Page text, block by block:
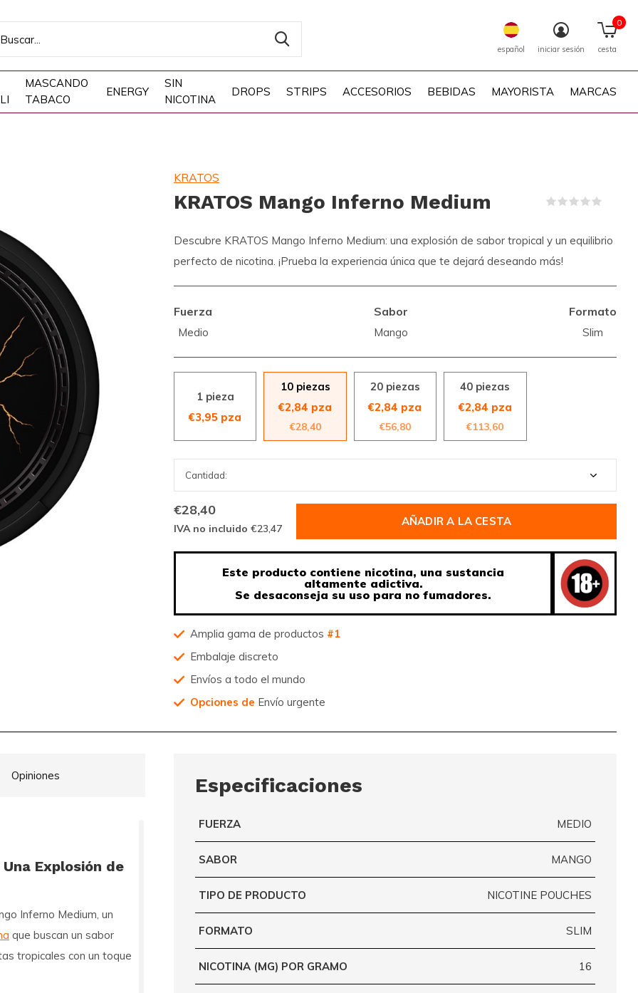
MASCANDO
TABACO
ENERGY
SIN
NICOTINA
DROPS STRIPS ACCESORIOS BEBIDAS MAYORISTA MARCAS
español iniciar sesión cesta
0
KRATOS
KRATOS Mango Inferno Medium
Descubre KRATOS Mango Inferno Medium: una explosión de sabor tropical y un equilibrio
perfecto de nicotina. ¡Prueba la experiencia única que te dejará deseando más!
Fuerza
Medio
Sabor
Mango
Formato
Slim
1 pieza
€3,95 pza
10 piezas
€2,84 pza
€28,40
20 piezas
€2,84 pza
€56,80
40 piezas
€2,84 pza
€113,60
€28,40
IVA no incluido €23,47
AÑADIR A LA CESTA
Este producto contiene nicotina, una sustancia
altamente adictiva.
Se desaconseja su uso para no fumadores.
Amplia gama de productos #1
Embalaje discreto
Envíos a todo el mundo
Opciones de Envío urgente
Opiniones
Explosión de
Inferno Medium, un
que buscan un sabor
tropicales con un toque
Especificaciones
FUERZA MEDIO
SABOR MANGO
TIPO DE PRODUCTO NICOTINE POUCHES
FORMATO SLIM
NICOTINA (MG) POR GRAMO 16